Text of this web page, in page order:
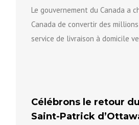
Le gouvernement du Canada a
Canada de convertir des
service de livraison à domicile
Célébrons le retour
Saint-Patrick